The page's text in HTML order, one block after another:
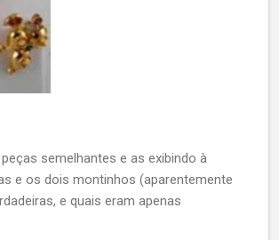
semelhantes e as exibindo à
e os dois montinhos (aparentemente
e quais eram apenas